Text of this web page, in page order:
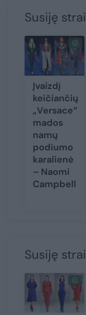
Susiję
Įvaizdį
keičiančių
„Versace“
mados
namų
podiumo
karalienė
– Naomi
Campbell
Susiję